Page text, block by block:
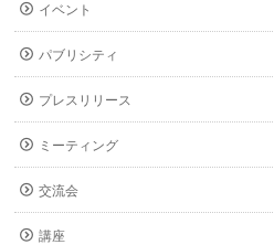
イベント
パブリシティ
プレスリリース
ミーティング
交流会
講座